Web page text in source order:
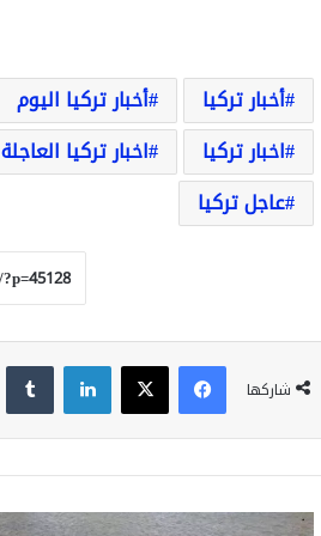
أخبار تركيا أخبار تركيا اليوم
اخبار تركيا
اخبار تركيا العاجلة
عاجل تركيا
شاركها
فيسبوك‫X لينكدإن
تركيا..